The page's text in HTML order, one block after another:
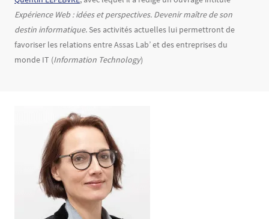
Expérience Web : idées et perspectives. Devenir maître de son
destin informatique. Ses activités actuelles lui permettront de
favoriser les relations entre Assas Lab’ et des entreprises du
monde IT (Information Technology)